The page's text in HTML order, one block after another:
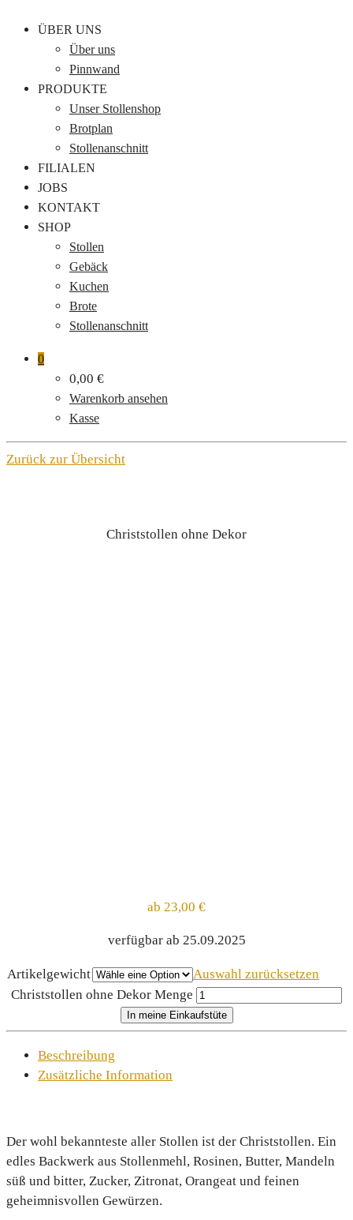
ÜBER UNS
Über uns
Pinnwand
PRODUKTE
Unser Stollenshop
Brotplan
Stollenanschnitt
FILIALEN
JOBS
KONTAKT
SHOP
Stollen
Gebäck
Kuchen
Brote
Stollenanschnitt
0
0,00 €
Warenkorb ansehen
Kasse
Zurück zur Übersicht
Christstollen ohne Dekor
ab 23,00 €
verfügbar ab 25.09.2025
Artikelgewicht
Auswahl zurücksetzen
Christstollen ohne Dekor Menge
In meine Einkaufstüte
Beschreibung
Zusätzliche Information
Der wohl bekannteste aller Stollen ist der Christstollen. Ein
edles Backwerk aus Stollenmehl, Rosinen, Butter, Mandeln
süß und bitter, Zucker, Zitronat, Orangeat und feinen
geheimnisvollen Gewürzen.